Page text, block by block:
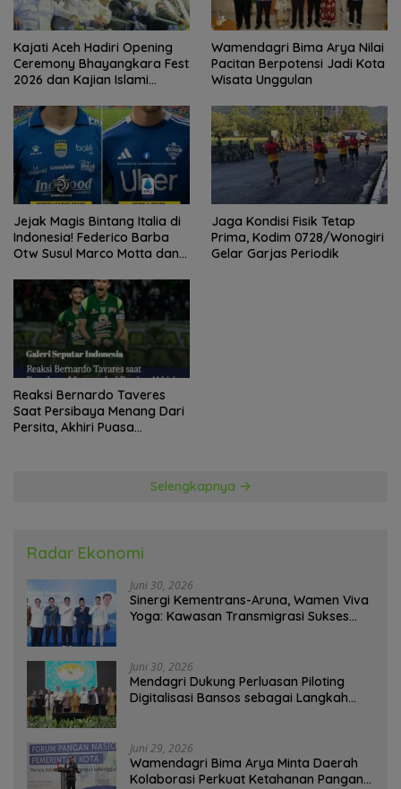
Kajati Aceh Hadiri Opening
Ceremony Bhayangkara Fest
2026 dan Kajian Islami
Adi Hidayat
Wamendagri Bima Arya Nilai
Pacitan Berpotensi Jadi Kota
Wisata Unggulan
Jejak Magis Bintang Italia di
Indonesia! Federico Barba
Otw Susul Marco Motta dan
Trofi?
Jaga Kondisi Fisik Tetap
Prima, Kodim 0728/Wonogiri
Gelar Garjas Periodik
Reaksi Bernardo Taveres
Saat Persibaya Menang Dari
Persita, Akhiri Puasa
Selengkapnya
Radar Ekonomi
Juni 30, 2026
Sinergi Kementrans-Aruna, Wamen Viva
Yoga: Kawasan Transmigrasi Sukses
Juni 30, 2026
Mendagri Dukung Perluasan Piloting
Digitalisasi Bansos sebagai Langkah
Juni 29, 2026
Wamendagri Bima Arya Minta Daerah
Kolaborasi Perkuat Ketahanan Pangan